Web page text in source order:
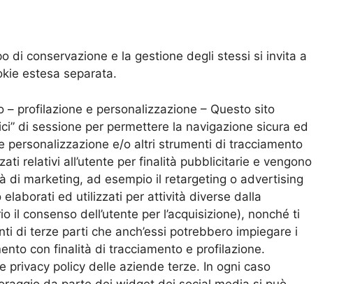
di conservazione e la gestione degli stessi si invita a
estesa separata.
profilazione e personalizzazione – Questo sito
di sessione per permettere la navigazione sicura ed
personalizzazione e/o altri strumenti di tracciamento
relativi all’utente per finalità pubblicitarie e vengono
di marketing, ad esempio il retargeting o advertising
ed utilizzati per attività diverse dalla
il consenso dell’utente per l’acquisizione), nonché ti
di terze parti che anch’essi potrebbero impiegare i
con finalità di tracciamento e profilazione.
privacy policy delle aziende terze. In ogni caso